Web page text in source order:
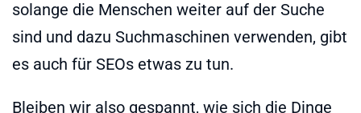
solange die Menschen weiter auf der Suche
sind und dazu Suchmaschinen verwenden, gibt
es auch für SEOs etwas zu tun.
Bleiben wir also gespannt, wie sich die Dinge